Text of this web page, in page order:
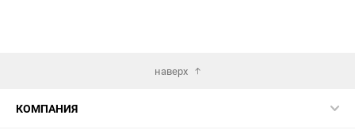
наверх
КОМПАНИЯ